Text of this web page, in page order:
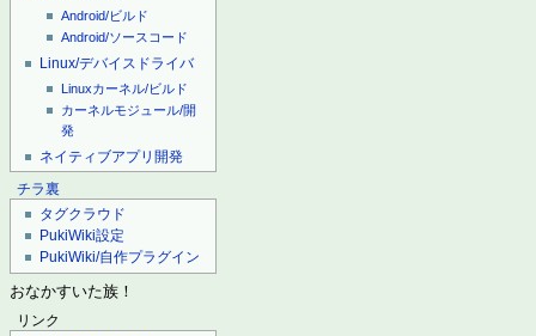
Android/ビルド
Android/ソースコード
Linux/デバイスドライバ
Linuxカーネル/ビルド
カーネルモジュール/開
発
ネイティブアプリ開発
チラ裏
タグクラウド
PukiWiki設定
PukiWiki/自作プラグイン
おなかすいた族！
リンク